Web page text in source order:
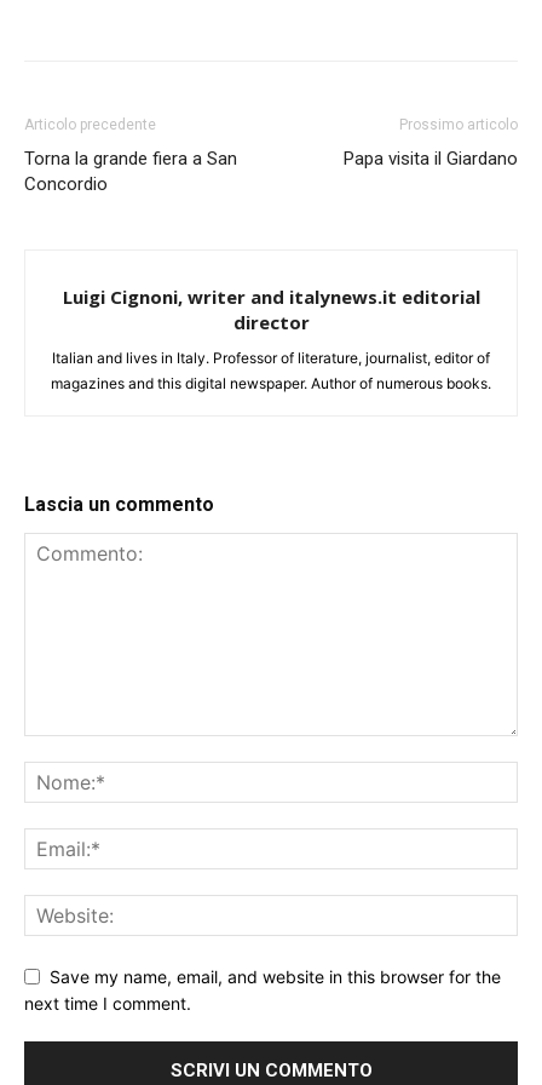
Articolo precedente
Torna la grande fiera a San
Concordio
Prossimo articolo
Papa visita il Giardano
Luigi Cignoni, writer and italynews.it editorial
director
Italian and lives in Italy. Professor of literature, journalist, editor of
magazines and this digital newspaper. Author of numerous books.
Lascia un commento
Save my name, email, and website in this browser for the
next time I comment.